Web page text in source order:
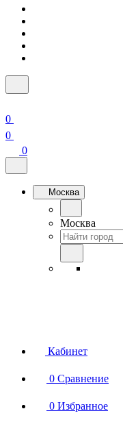
0
0
0
Москва
Москва
Кабинет
0 Сравнение
0 Избранное